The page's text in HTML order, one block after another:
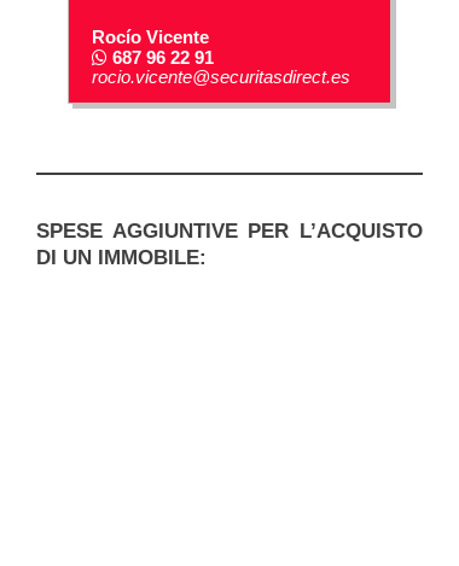
Rocío Vicente
687 96 22 91
rocio.vicente@securitasdirect.es
SPESE AGGIUNTIVE PER L’ACQUISTO
DI UN IMMOBILE: